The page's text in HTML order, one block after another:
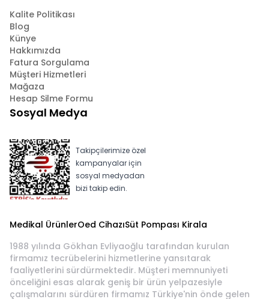
Kalite Politikası
Blog
Künye
Hakkımızda
Fatura Sorgulama
Müşteri Hizmetleri
Mağaza
Hesap Silme Formu
Sosyal Medya
Takipçilerimize özel
kampanyalar için
sosyal medyadan
bizi takip edin.
Medikal ÜrünlerOed CihazıSüt Pompası Kirala
1988 yılında Gökhan Evliyaoğlu tarafından kurulan
firmamız tecrübelerini hizmetlerine yansıtarak
faaliyetlerini sürdürmektedir. Müşteri memnuniyeti
önceliğini esas alarak geniş bir ürün yelpazesiyle
çalışmalarını sürdüren firmamız Türkiye'nin önde gelen